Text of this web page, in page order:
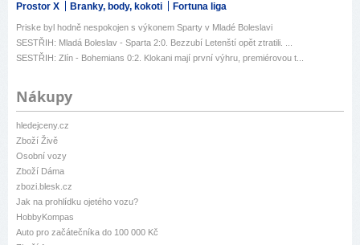
Prostor X Branky, body, kokoti Fortuna liga
Priske byl hodně nespokojen s výkonem Sparty v Mladé Boleslavi
SESTŘIH: Mladá Boleslav - Sparta 2:0. Bezzubí Letenští opět ztratili. ...
SESTŘIH: Zlín - Bohemians 0:2. Klokani mají první výhru, premiérovou t...
Nákupy
hledejceny.cz
Zboží Živě
Osobní vozy
Zboží Dáma
zbozi.blesk.cz
Jak na prohlídku ojetého vozu?
HobbyKompas
Auto pro začátečníka do 100 000 Kč